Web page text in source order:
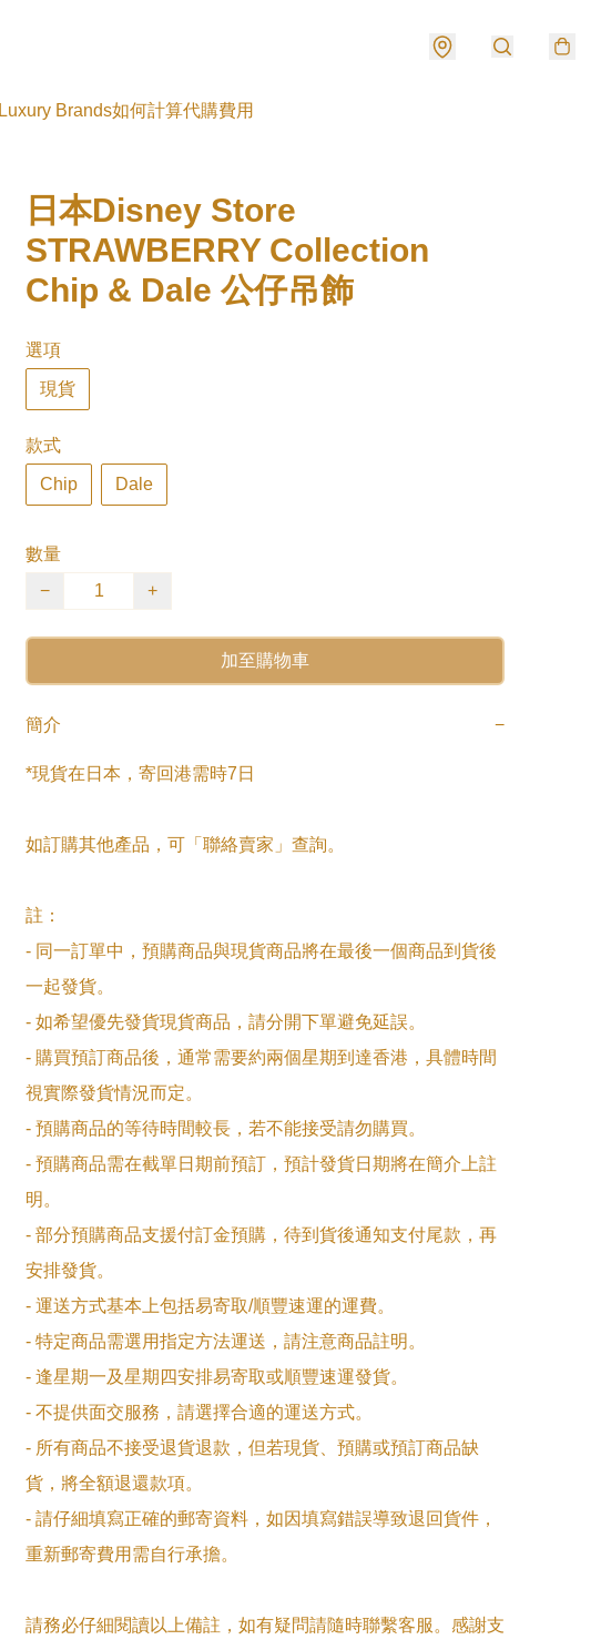
Luxury Brands如何計算代購費用
日本Disney Store
STRAWBERRY Collection
Chip & Dale 公仔吊飾
選項
現貨
款式
Chip Dale
數量
−
+
加至購物車
簡介 −
*現貨在日本，寄回港需時7日
如訂購其他產品，可「聯絡賣家」查詢。
註：
- 同一訂單中，預購商品與現貨商品將在最後一個商品到貨後
一起發貨。
- 如希望優先發貨現貨商品，請分開下單避免延誤。
- 購買預訂商品後，通常需要約兩個星期到達香港，具體時間
視實際發貨情況而定。
- 預購商品的等待時間較長，若不能接受請勿購買。
- 預購商品需在截單日期前預訂，預計發貨日期將在簡介上註
明。
- 部分預購商品支援付訂金預購，待到貨後通知支付尾款，再
安排發貨。
- 運送方式基本上包括易寄取/順豐速運的運費。
- 特定商品需選用指定方法運送，請注意商品註明。
- 逢星期一及星期四安排易寄取或順豐速運發貨。
- 不提供面交服務，請選擇合適的運送方式。
- 所有商品不接受退貨退款，但若現貨、預購或預訂商品缺
貨，將全額退還款項。
- 請仔細填寫正確的郵寄資料，如因填寫錯誤導致退回貨件，
重新郵寄費用需自行承擔。
請務必仔細閱讀以上備註，如有疑問請隨時聯繫客服。感謝支